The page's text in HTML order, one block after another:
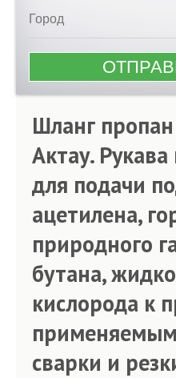
Шланг
Актау.
для подачи
ацетилена,
природного
бутана,
кислорода к
сварки и